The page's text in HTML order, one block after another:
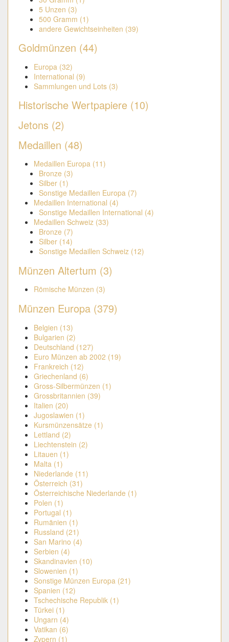
5 Unzen (3)
500 Gramm (1)
andere Gewichtseinheiten (39)
Goldmünzen (44)
Europa (32)
International (9)
Sammlungen und Lots (3)
Historische Wertpapiere (10)
Jetons (2)
Medaillen (48)
Medaillen Europa (11)
Bronze (3)
Silber (1)
Sonstige Medaillen Europa (7)
Medaillen International (4)
Sonstige Medaillen International (4)
Medaillen Schweiz (33)
Bronze (7)
Silber (14)
Sonstige Medaillen Schweiz (12)
Münzen Altertum (3)
Römische Münzen (3)
Münzen Europa (379)
Belgien (13)
Bulgarien (2)
Deutschland (127)
Euro Münzen ab 2002 (19)
Frankreich (12)
Griechenland (6)
Gross-Silbermünzen (1)
Grossbritannien (39)
Italien (20)
Jugoslawien (1)
Kursmünzensätze (1)
Lettland (2)
Liechtenstein (2)
Litauen (1)
Malta (1)
Niederlande (11)
Österreich (31)
Österreichische Niederlande (1)
Polen (1)
Portugal (1)
Rumänien (1)
Russland (21)
San Marino (4)
Serbien (4)
Skandinavien (10)
Slowenien (1)
Sonstige Münzen Europa (21)
Spanien (12)
Tschechische Republik (1)
Türkei (1)
Ungarn (4)
Vatikan (6)
Zypern (1)